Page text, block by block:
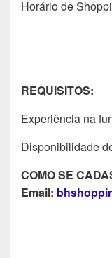
Horário de
REQUISITOS:
Experiência na
Disponibilidade
COMO SE
Email: